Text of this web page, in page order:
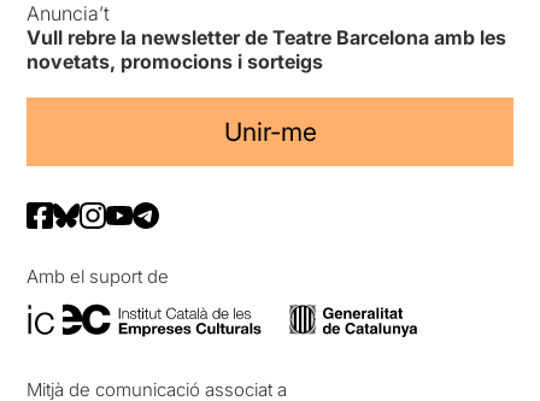
Anuncia’t
Vull rebre la newsletter de Teatre Barcelona amb les
novetats, promocions i sorteigs
Unir-me
Amb el suport de
Mitjà de comunicació associat a